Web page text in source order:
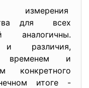
измерения
для всех
аналогичны.
и различия,
временем и
конкретного
итоге -